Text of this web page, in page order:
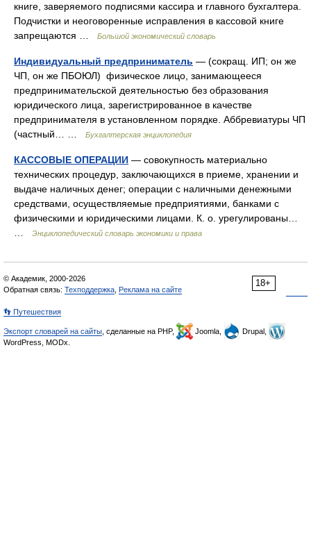
книге, заверяемого подписями кассира и главного бухгалтера.
Подчистки и неоговоренные исправления в кассовой книге
запрещаются …
Большой экономический словарь
Индивидуальный предприниматель — (сокращ. ИП; он же
ЧП, он же ПБОЮЛ) физическое лицо, занимающееся
предпринимательской деятельностью без образования
юридического лица, зарегистрированное в качестве
предпринимателя в установленном порядке. Аббревиатуры ЧП
(частный… …
Бухгалтерская энциклопедия
КАССОВЫЕ ОПЕРАЦИИ — совокупность материально
технических процедур, заключающихся в приеме, хранении и
выдаче наличных денег; операции с наличными денежными
средствами, осуществляемые предприятиями, банками с
физическими и юридическими лицами. К. о. урегулированы…
Энциклопедический словарь экономики и права
18+
© Академик, 2000-2026
Обратная связь: Техподдержка Реклама на сайте
👣 Путешествия
Экспорт словарей на сайты , сделанные на PHP, Joomla,
Drupal,
WordPress, MODx.